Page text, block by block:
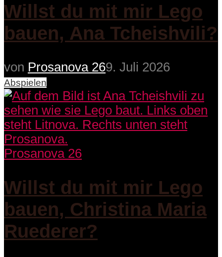
Willst du mit mir Lego
bauen, Ana Tcheishvili?
von Prosanova 269. Juli 2026
Abspielen
Prosanova 26
Willst du mit mir Lego
bauen, Christina Maria
Ruederer?